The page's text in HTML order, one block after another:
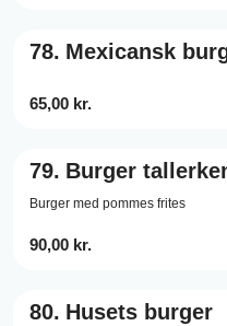
78. Mexicansk
65,00 kr.
79. Burger
Burger med pommes frites
90,00 kr.
80. Husets burger